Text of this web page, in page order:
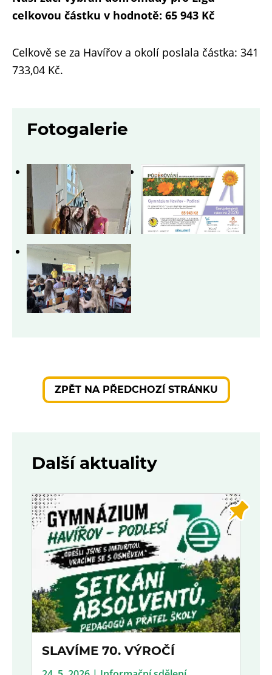
celkovou částku v hodnotě: 65 943 Kč
Celkově se za Havířov a okolí poslala částka: 341
733,04 Kč.
Fotogalerie
ZPĚT NA PŘEDCHOZÍ STRÁNKU
Další aktuality
SLAVÍME 70. VÝROČÍ